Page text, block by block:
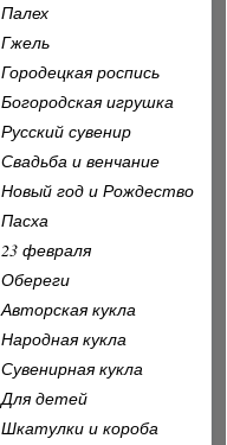
Палех
Гжель
Городецкая роспись
Богородская игрушка
Русский сувенир
Свадьба и венчание
Новый год и Рождество
Пасха
23 февраля
Обереги
Авторская кукла
Народная кукла
Сувенирная кукла
Для детей
Шкатулки и короба